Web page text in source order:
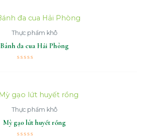
Thực phẩm khô
Bánh đa cua Hải Phòng
sao
Thực phẩm khô
Mỳ gạo lứt huyết rồng